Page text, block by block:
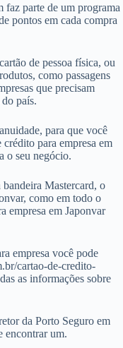
faz parte de um programa
pontos em cada compra
de pessoa física, ou
como passagens
que precisam
país.
para que você
para empresa em
o seu negócio.
Mastercard, o
como em todo o
empresa em Japonvar
empresa você pode
cartao-de-credito-
as informações sobre
da Porto Seguro em
encontrar um.